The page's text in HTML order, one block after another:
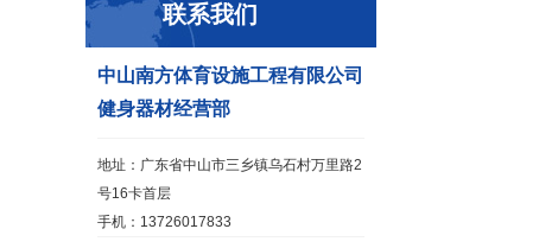
联系我们
中山南方体育设施工程有限公司
健身器材经营部
地址：广东省中山市三乡镇乌石村万里路2
号16卡首层
手机：13726017833